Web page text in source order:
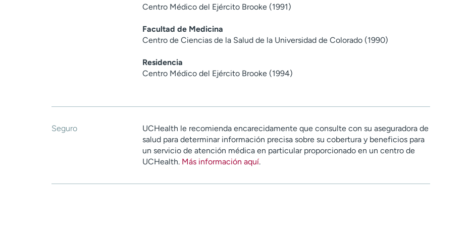
Centro Médico del Ejército Brooke (1991)
Facultad de Medicina
Centro de Ciencias de la Salud de la Universidad de Colorado (1990)
Residencia
Centro Médico del Ejército Brooke (1994)
Seguro
UCHealth le recomienda encarecidamente que consulte con su aseguradora de
salud para determinar información precisa sobre su cobertura y beneficios para
un servicio de atención médica en particular proporcionado en un centro de
UCHealth. Más información aquí.